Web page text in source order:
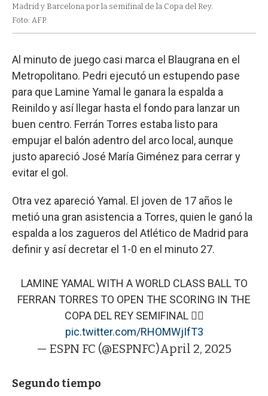
Madrid y Barcelona por la semifinal de la Copa del Rey.
Foto: AFP.
Al minuto de juego casi marca el Blaugrana en el
Metropolitano. Pedri ejecutó un estupendo pase
para que Lamine Yamal le ganara la espalda a
Reinildo y así llegar hasta el fondo para lanzar un
buen centro. Ferrán Torres estaba listo para
empujar el balón adentro del arco local, aunque
justo apareció José María Giménez para cerrar y
evitar el gol.
Otra vez apareció Yamal. El joven de 17 años le
metió una gran asistencia a Torres, quien le ganó la
espalda a los zagueros del Atlético de Madrid para
definir y así decretar el 1-0 en el minuto 27.
LAMINE YAMAL WITH A WORLD CLASS BALL TO
FERRAN TORRES TO OPEN THE SCORING IN THE
COPA DEL REY SEMIFINAL 😮‍💨
pic.twitter.com/RHOMWjIfT3
— ESPN FC (@ESPNFC)April 2, 2025
Segundo tiempo